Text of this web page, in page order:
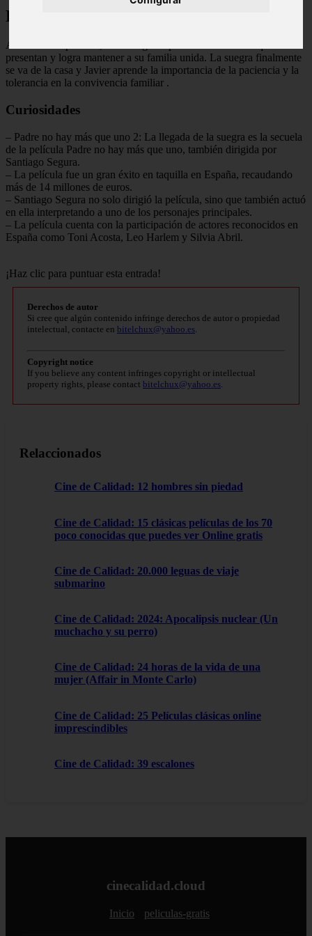
Final Explicado
Al final de la película, Javier logra superar los obstáculos que se le
presentan y logra mantener a su familia unida. La suegra finalmente
se va de la casa y Javier aprende la importancia de la paciencia y la
tolerancia en la convivencia familiar .
Curiosidades
– Padre no hay más que uno 2: La llegada de la suegra es la secuela
de la película Padre no hay más que uno, también dirigida por
Santiago Segura.
– La película fue un gran éxito en taquilla en España, recaudando
más de 14 millones de euros.
– Santiago Segura no solo dirigió la película, sino que también actuó
en ella interpretando a uno de los personajes principales.
– La película cuenta con la participación de actores reconocidos en
España como Toni Acosta, Leo Harlem y Silvia Abril.
¡Haz clic para puntuar esta entrada!
Derechos de autor
Si cree que algún contenido infringe derechos de autor o propiedad
intelectual, contacte en bitelchux@yahoo.es
Copyright notice
If you believe any content infringes copyright or intellectual
property rights, please contact bitelchux@yahoo.es
Relaccionados
Cine de Calidad: 12 hombres sin piedad
Cine de Calidad: 15 clásicas películas de los 70
poco conocidas que puedes ver Online gratis
Cine de Calidad: 20.000 leguas de viaje
submarino
Cine de Calidad: 2024: Apocalipsis nuclear (Un
muchacho y su perro)
Cine de Calidad: 24 horas de la vida de una
mujer (Affair in Monte Carlo)
Cine de Calidad: 25 Películas clásicas online
imprescindibles
Cine de Calidad: 39 escalones
cinecalidad.cloud
Inicio peliculas-gratis